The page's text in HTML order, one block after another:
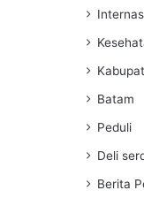
Batam
Peduli
Deli
Berita